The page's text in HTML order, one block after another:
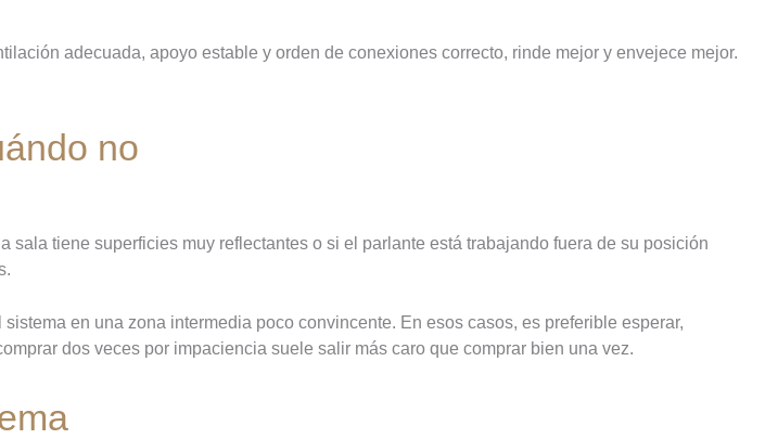
adecuada, apoyo estable y orden de conexiones correcto, rinde mejor y envejece mejor.
no
tiene superficies muy reflectantes o si el parlante está trabajando fuera de su posición
en una zona intermedia poco convincente. En esos casos, es preferible esperar,
dos veces por impaciencia suele salir más caro que comprar bien una vez.